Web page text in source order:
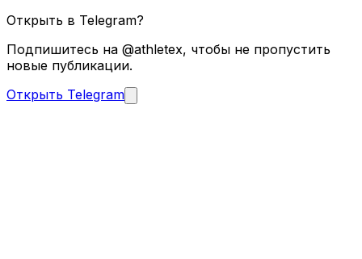
Открыть в Telegram?
Подпишитесь на @athletex, чтобы не пропустить
новые публикации.
Открыть Telegram